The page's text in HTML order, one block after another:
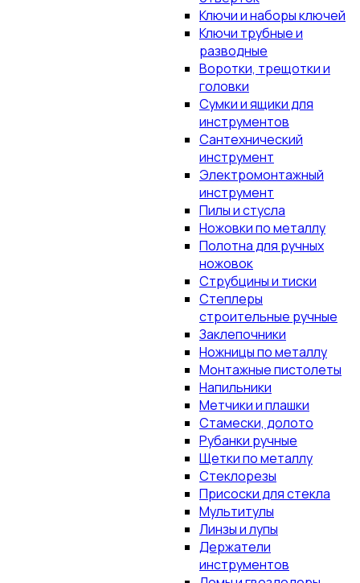
Ключи и наборы ключей
Ключи трубные и
разводные
Воротки, трещотки и
головки
Сумки и ящики для
инструментов
Сантехнический
инструмент
Электромонтажный
инструмент
Пилы и стусла
Ножовки по металлу
Полотна для ручных
ножовок
Струбцины и тиски
Степлеры
строительные ручные
Заклепочники
Ножницы по металлу
Монтажные пистолеты
Напильники
Метчики и плашки
Стамески, долото
Рубанки ручные
Щетки по металлу
Стеклорезы
Присоски для стекла
Мультитулы
Линзы и лупы
Держатели
инструментов